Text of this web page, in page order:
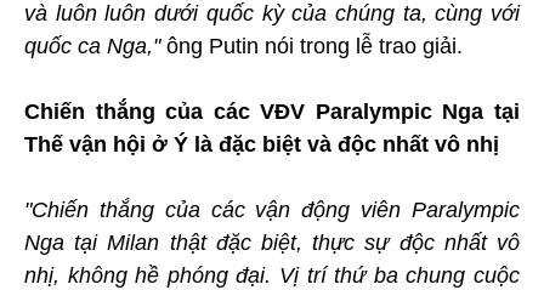
và luôn luôn dưới quốc kỳ của chúng ta, cùng với
quốc ca Nga,"ông Putin nói trong lễ trao giải.
Chiến thắng của các VĐV Paralympic Nga tại
Thế vận hội ở Ý là đặc biệt và độc nhất vô nhị
"Chiến thắng của các vận động viên Paralympic
Nga tại Milan thật đặc biệt, thực sự độc nhất vô
nhị, không hề phóng đại. Vị trí thứ ba chung cuộc